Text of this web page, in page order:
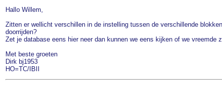
Hallo Willem,
Zitten er wellicht verschillen in de instelling tussen de verschillende
doorrijden?
Zet je database eens hier neer dan kunnen we eens kijken of we vreemde
Met beste groeten
Dirk bj1953
HO=TC/IBII